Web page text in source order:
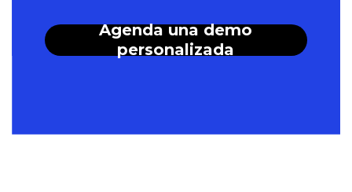
Agenda una demo
personalizada